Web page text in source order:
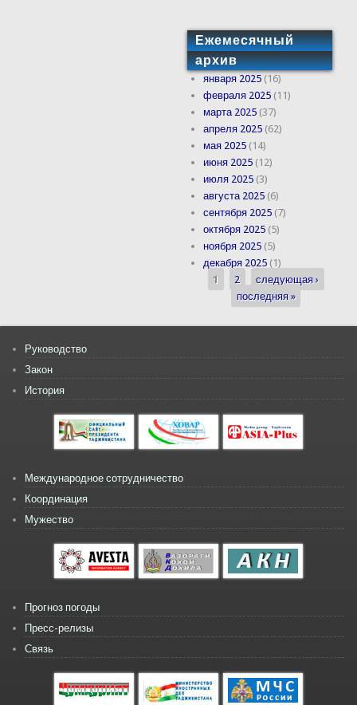
Ежемесячный
архив
января 2025 (16)
февраля 2025 (11)
марта 2025 (37)
апреля 2025 (62)
мая 2025 (14)
июня 2025 (12)
июля 2025 (3)
августа 2025 (6)
сентября 2025 (7)
октября 2025 (5)
ноября 2025 (5)
декабря 2025 (1)
Страницы
1 2
следующая ›
последняя »
Руководство
Закон
История
Международное сотрудничество
Координация
Мужество
Прогноз погоды
Пресс-релизы
Связь